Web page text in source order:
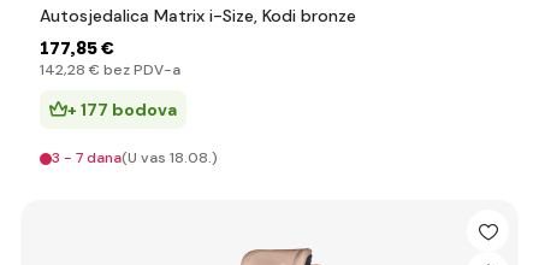
Autosjedalica Matrix i-Size, Kodi bronze
177,85 €
142,28 € bez PDV-a
+ 177 bodova
3 - 7 dana(U vas 18.08.)